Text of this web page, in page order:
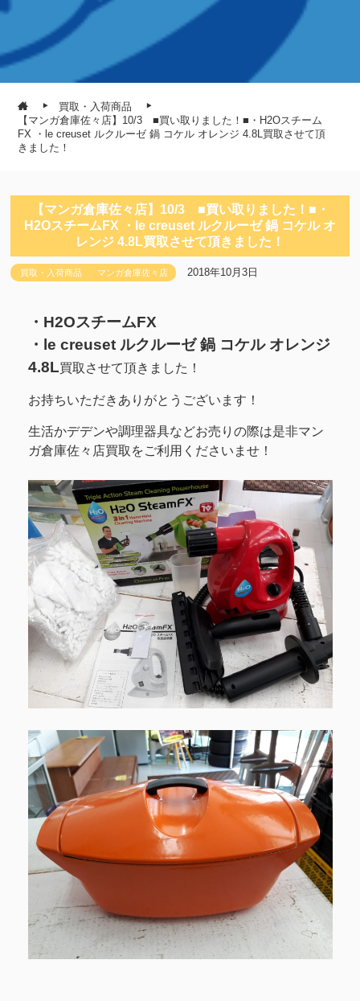
買取・入荷商品
【マンガ倉庫佐々店】10/3 ■買い取りました！■・H2Oスチーム
FX ・le creuset ルクルーゼ 鍋 コケル オレンジ 4.8L買取させて頂
きました！
【マンガ倉庫佐々店】10/3 ■買い取りました！■・
H2OスチームFX ・le creuset ルクルーゼ 鍋 コケル オ
レンジ 4.8L買取させて頂きました！
買取・入荷商品 マンガ倉庫佐々店 2018年10月3日
・H2OスチームFX
・le creuset ルクルーゼ 鍋 コケル オレンジ
4.8L買取させて頂きました！
お持ちいただきありがとうございます！
生活かデデンや調理器具などお売りの際は是非マン
ガ倉庫佐々店買取をご利用くださいませ！